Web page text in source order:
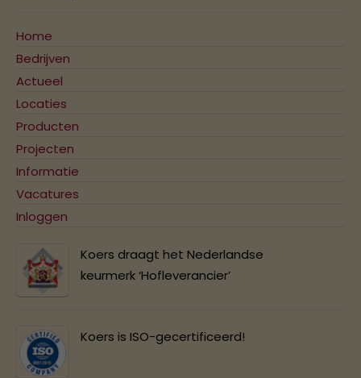
Home
Bedrijven
Actueel
Locaties
Producten
Projecten
Informatie
Vacatures
Inloggen
Koers draagt het Nederlandse
keurmerk ‘Hofleverancier’
Koers is ISO-gecertificeerd!